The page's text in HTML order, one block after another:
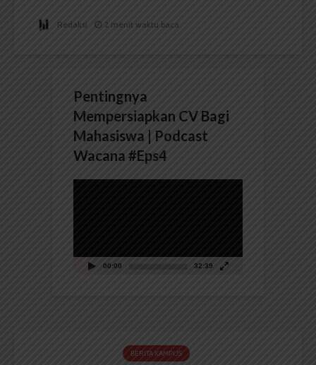
Redaksi 2 menit waktu baca
Pentingnya
Mempersiapkan CV Bagi
Mahasiswa | Podcast
Wacana #Eps4
00:00 32:39
BERITA KAMPUS